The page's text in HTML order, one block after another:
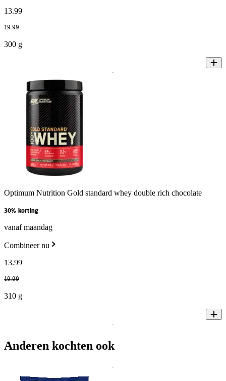
13.99
19.99
300 g
Optimum Nutrition Gold standard whey double rich chocolate
30% korting
vanaf maandag
Combineer nu
13.99
19.99
310 g
Anderen kochten ook